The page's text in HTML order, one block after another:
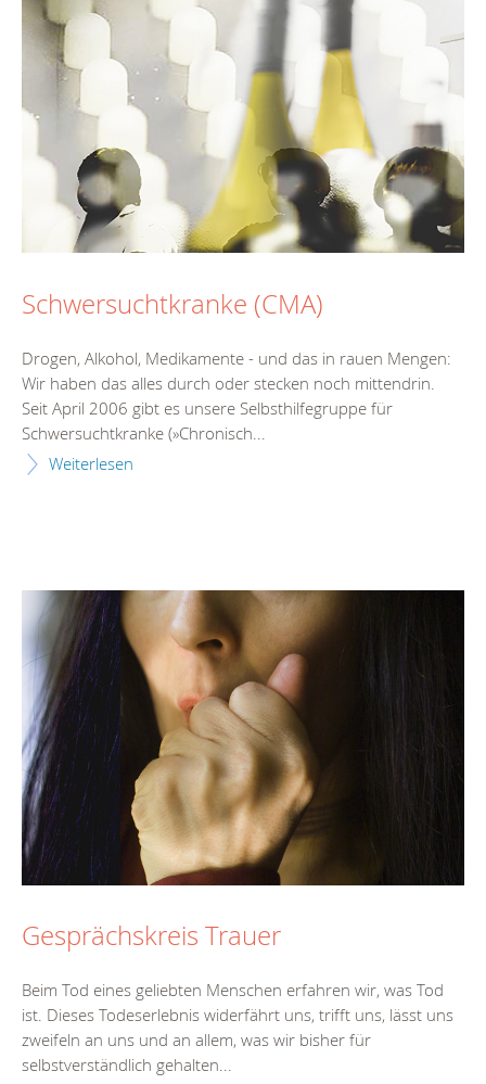
Schwersuchtkranke (CMA)
Drogen, Alkohol, Medikamente - und das in rauen Mengen:
Wir haben das alles durch oder stecken noch mittendrin.
Seit April 2006 gibt es unsere Selbsthilfegruppe für
Schwersuchtkranke (»Chronisch...
Weiterlesen
Gesprächskreis Trauer
Beim Tod eines geliebten Menschen erfahren wir, was Tod
ist. Dieses Todeserlebnis widerfährt uns, trifft uns, lässt uns
zweifeln an uns und an allem, was wir bisher für
selbstverständlich gehalten...